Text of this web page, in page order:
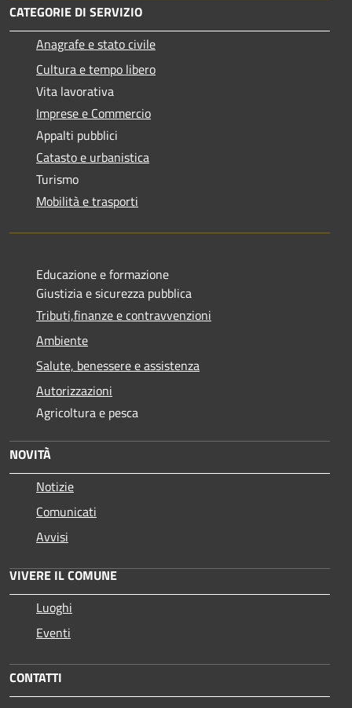
CATEGORIE DI SERVIZIO
Anagrafe e stato civile
Cultura e tempo libero
Vita lavorativa
Imprese e Commercio
Appalti pubblici
Catasto e urbanistica
Turismo
Mobilità e trasporti
Educazione e formazione
Giustizia e sicurezza pubblica
Tributi,finanze e contravvenzioni
Ambiente
Salute, benessere e assistenza
Autorizzazioni
Agricoltura e pesca
NOVITÀ
Notizie
Comunicati
Avvisi
VIVERE IL COMUNE
Luoghi
Eventi
CONTATTI